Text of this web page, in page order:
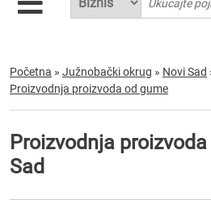
Početna » Južnobački okrug » Novi Sad
Proizvodnja proizvoda od gume
Proizvodnja
Sad